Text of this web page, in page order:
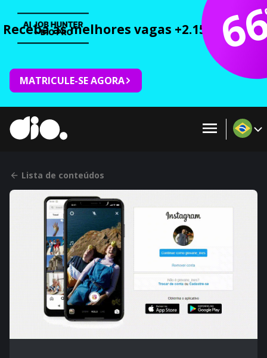
Receba as melhores vagas +2.150 cursos
MATRICULE-SE AGORA
Lista de conteúdos